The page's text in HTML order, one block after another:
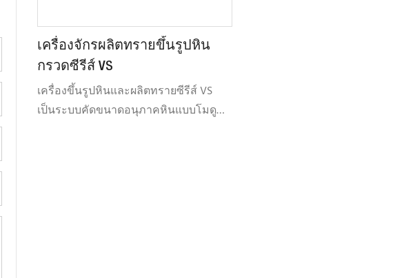
เครื่องจักรผลิตทรายขึ้นรูปหิน
กรวดซีรีส์ VS
เครื่องขึ้นรูปหินและผลิตทรายซีรีส์ VS
เป็นระบบคัดขนาดอนุภาคหินแบบโมดู